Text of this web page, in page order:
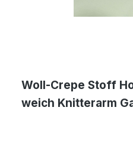
Woll-Crepe Stoff
weich Knitterarm